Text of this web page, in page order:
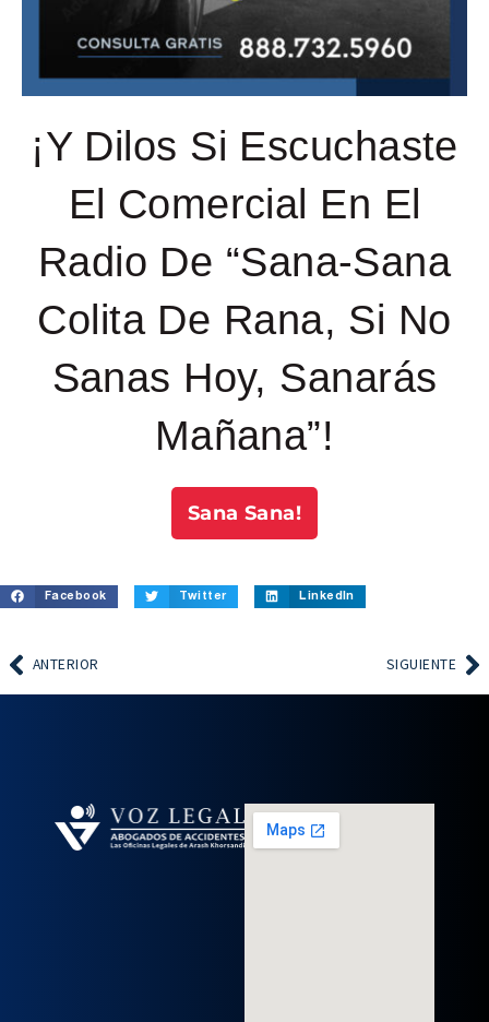
¡Y Dilos Si Escuchaste
El Comercial En El
Radio De “Sana-Sana
Colita De Rana, Si No
Sanas Hoy, Sanarás
Mañana”!
Sana Sana!
Facebook Twitter LinkedIn
ANTERIOR SIGUIENTE